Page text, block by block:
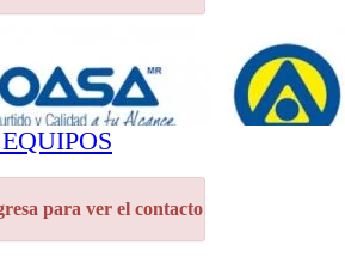
para ver el contacto